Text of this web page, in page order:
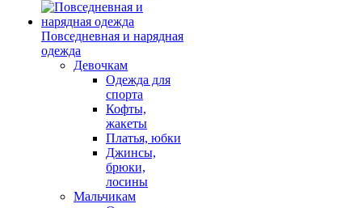
Повседневная и нарядная
одежда
Девочкам
Одежда для
спорта
Кофты,
жакеты
Платья, юбки
Джинсы,
брюки,
лосины
Мальчикам